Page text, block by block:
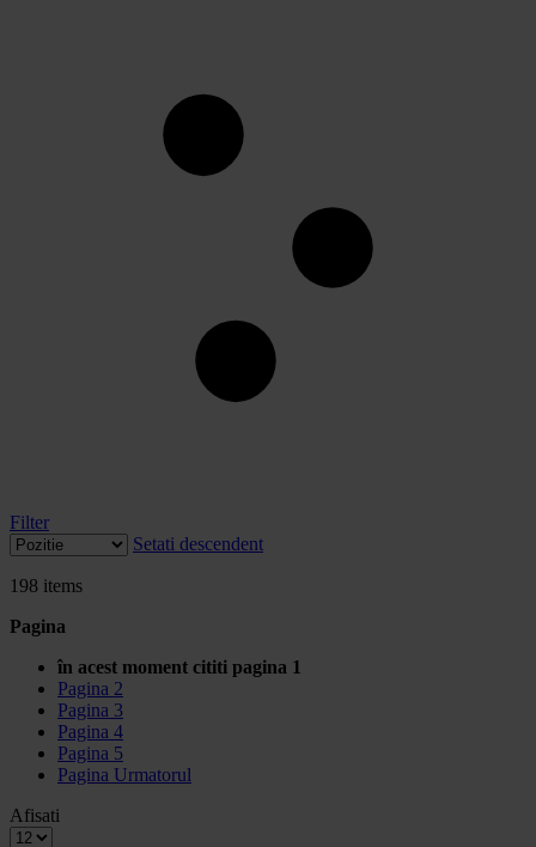
Filter
Setati descendent
198 items
Pagina
în acest moment cititi pagina 1
Pagina 2
Pagina 3
Pagina 4
Pagina 5
Pagina Urmatorul
Afisati